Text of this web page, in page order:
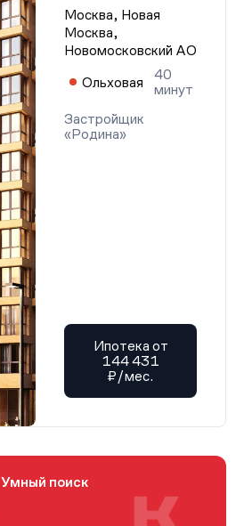
Москва, Новая
Москва,
Новомосковский АО
Ольховая
40
минут
Застройщик
«Родина»
Ипотека от
144 431
₽/мес.
Умный поиск